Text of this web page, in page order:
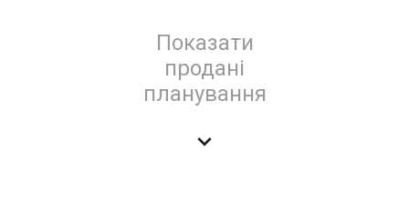
Показати
продані
планування
